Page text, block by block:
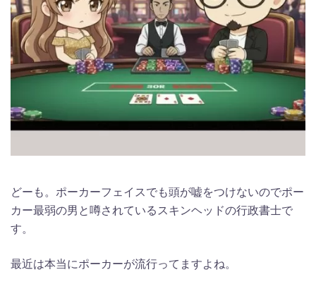
どーも。ポーカーフェイスでも頭が嘘をつけないのでポー
カー最弱の男と噂されているスキンヘッドの行政書士で
す。
最近は本当にポーカーが流行ってますよね。